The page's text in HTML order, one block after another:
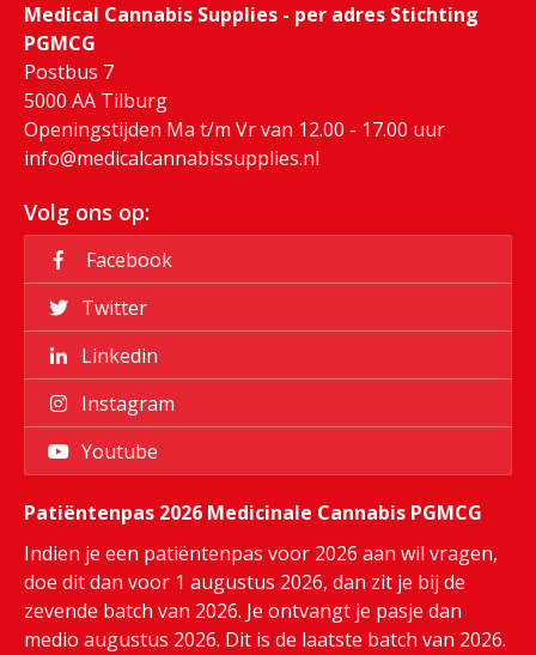
Medical Cannabis Supplies - per adres Stichting
PGMCG
Postbus 7
5000 AA Tilburg
Openingstijden Ma t/m Vr van 12.00 - 17.00 uur
info@medicalcannabissupplies.nl
Volg ons op:
Facebook
Twitter
Linkedin
Instagram
Youtube
Patiëntenpas 2026 Medicinale Cannabis PGMCG
Indien je een patiëntenpas voor 2026 aan wil vragen,
doe dit dan voor 1 augustus 2026, dan zit je bij de
zevende batch van 2026. Je ontvangt je pasje dan
medio augustus 2026. Dit is de laatste batch van 2026.